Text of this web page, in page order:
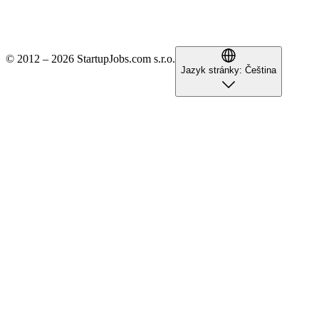
© 2012 – 2026 StartupJobs.com s.r.o.
Jazyk stránky: Čeština